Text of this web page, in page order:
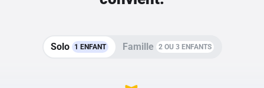
Solo 1 ENFANT Famille 2 OU 3 ENFANTS